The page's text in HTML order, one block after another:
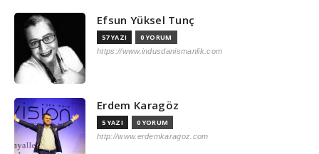
Efsun Yüksel Tunç
57 YAZI 0 YORUM
https://www.indusdanismanlik.com
Erdem Karagöz
5 YAZI 0 YORUM
http://www.erdemkaragoz.com